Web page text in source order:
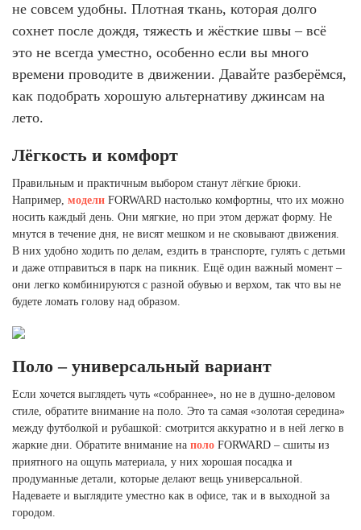
Тульская область (1)
Тюменская область (3)
Ханты-Мансийский автономный округ (3)
Ярославская область (1)
не совсем удобны. Плотная ткань, которая долго
сохнет после дождя, тяжесть и жёсткие швы – всё
это не всегда уместно, особенно если вы много
времени проводите в движении. Давайте разберёмся,
как подобрать хорошую альтернативу джинсам на
лето.
Лёгкость и комфорт
Правильным и практичным выбором станут лёгкие брюки.
Например, модели FORWARD настолько комфортны, что их можно
носить каждый день. Они мягкие, но при этом держат форму. Не
мнутся в течение дня, не висят мешком и не сковывают движения.
В них удобно ходить по делам, ездить в транспорте, гулять с детьми
и даже отправиться в парк на пикник. Ещё один важный момент –
они легко комбинируются с разной обувью и верхом, так что вы не
будете ломать голову над образом.
Поло – универсальный вариант
Если хочется выглядеть чуть «собраннее», но не в душно-деловом
стиле, обратите внимание на поло. Это та самая «золотая середина»
между футболкой и рубашкой: смотрится аккуратно и в ней легко в
жаркие дни. Обратите внимание на поло FORWARD – сшиты из
приятного на ощупь материала, у них хорошая посадка и
продуманные детали, которые делают вещь универсальной.
Надеваете и выглядите уместно как в офисе, так и в выходной за
городом.